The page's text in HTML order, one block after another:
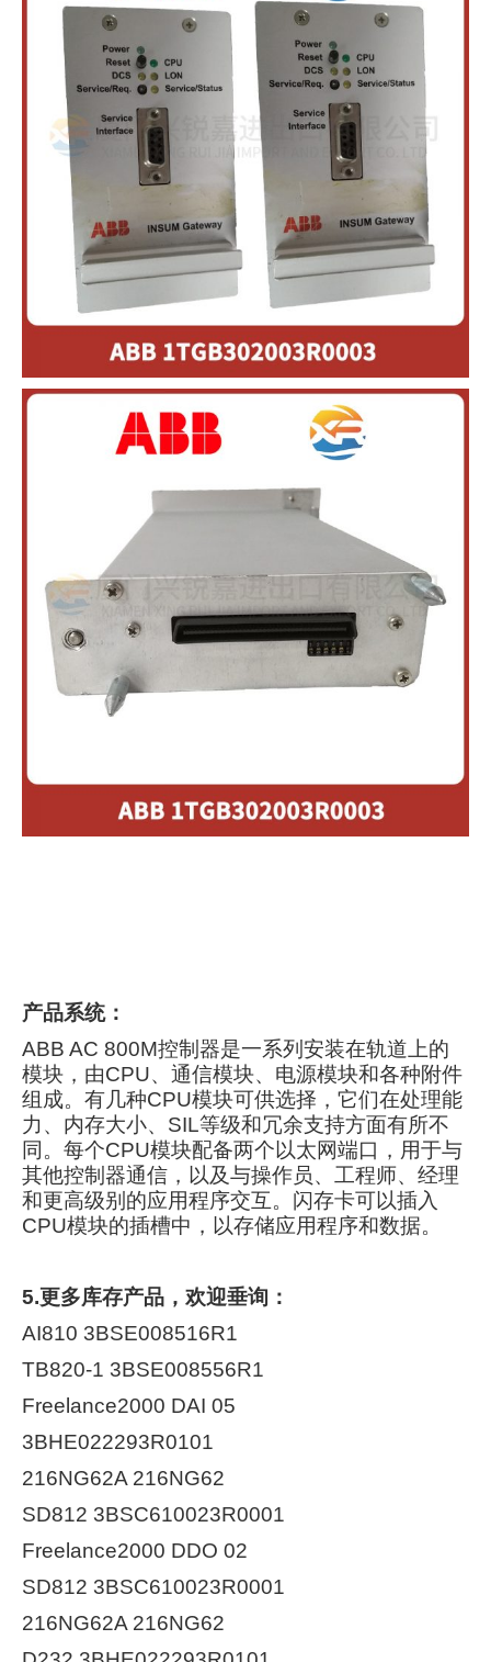
产品系统：
ABB AC 800M控制器是一系列安装在轨道上的
模块，由CPU、通信模块、电源模块和各种附件
组成。有几种CPU模块可供选择，它们在处理能
力、内存大小、SIL等级和冗余支持方面有所不
同。每个CPU模块配备两个以太网端口，用于与
其他控制器通信，以及与操作员、工程师、经理
和更高级别的应用程序交互。闪存卡可以插入
CPU模块的插槽中，以存储应用程序和数据。
5.更多库存产品，欢迎垂询：
AI810 3BSE008516R1
TB820-1 3BSE008556R1
Freelance2000 DAI 05
3BHE022293R0101
216NG62A 216NG62
SD812 3BSC610023R0001
Freelance2000 DDO 02
SD812 3BSC610023R0001
216NG62A 216NG62